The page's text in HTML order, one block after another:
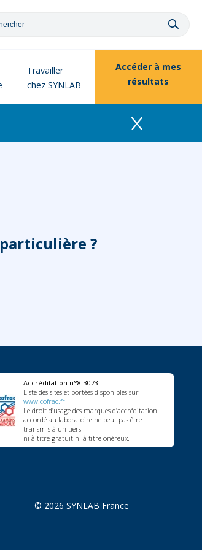
Travailler
chez SYNLAB
Accéder à mes
résultats
?
Accréditation n°8-3073
Liste des sites et portées disponibles sur
www.cofrac.fr
Le droit d’usage des marques d’accréditation
accordé au laboratoire ne peut pas être
transmis à un tiers
ni à titre gratuit ni à titre onéreux.
© 2026 SYNLAB France